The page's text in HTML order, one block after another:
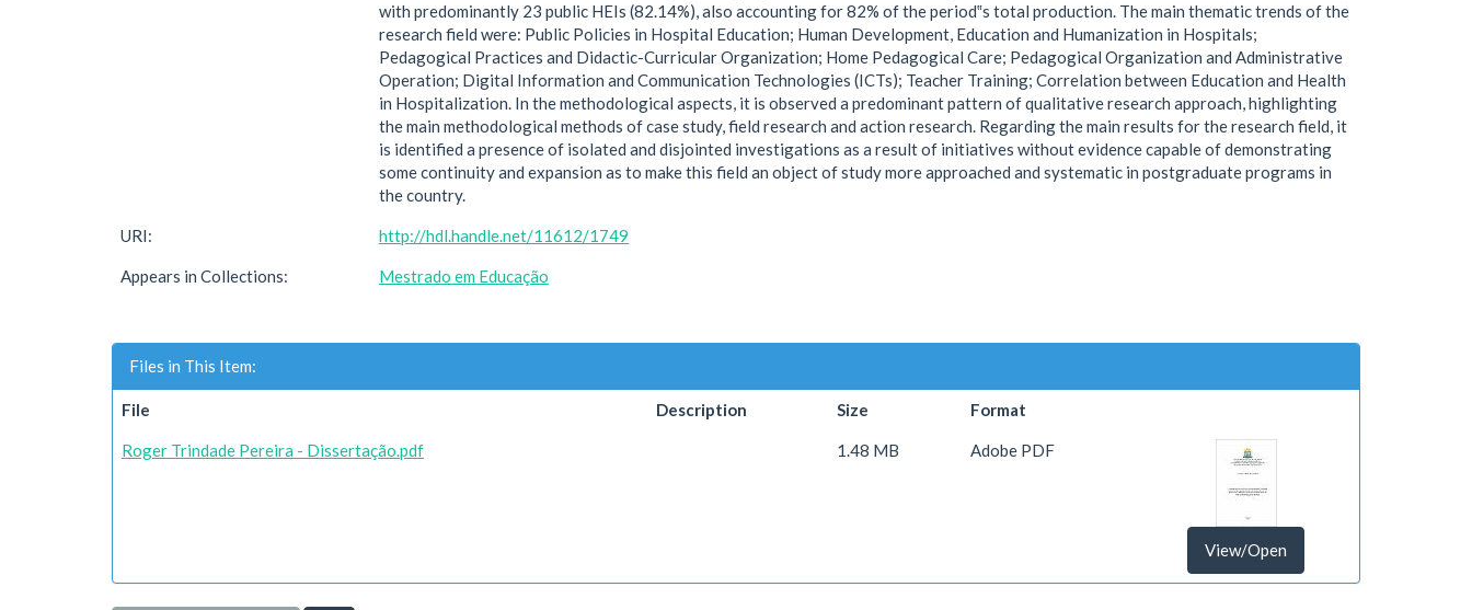
with predominantly 23 public HEIs (82.14%), also accounting for 82% of the period‟s total production. The main thematic trends of the
research field were: Public Policies in Hospital Education; Human Development, Education and Humanization in Hospitals;
Pedagogical Practices and Didactic-Curricular Organization; Home Pedagogical Care; Pedagogical Organization and Administrative
Operation; Digital Information and Communication Technologies (ICTs); Teacher Training; Correlation between Education and Health
in Hospitalization. In the methodological aspects, it is observed a predominant pattern of qualitative research approach, highlighting
the main methodological methods of case study, field research and action research. Regarding the main results for the research field, it
is identified a presence of isolated and disjointed investigations as a result of initiatives without evidence capable of demonstrating
some continuity and expansion as to make this field an object of study more approached and systematic in postgraduate programs in
the country.
URI: http://hdl.handle.net/11612/1749
Appears in Collections: Mestrado em Educação
Files in This Item:
File Description Size Format
Roger Trindade Pereira - Dissertação.pdf 1.48 MB Adobe PDF
View/Open